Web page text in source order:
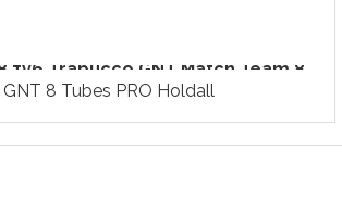
туб Trabucco GNT Match Team 8...
GNT 8 Tubes PRO Holdall